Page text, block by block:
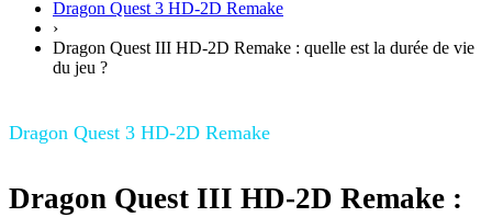
Dragon Quest 3 HD-2D Remake
›
Dragon Quest III HD-2D Remake : quelle est la durée de vie
du jeu ?
Dragon Quest 3 HD-2D Remake
Dragon Quest III HD-2D Remake :